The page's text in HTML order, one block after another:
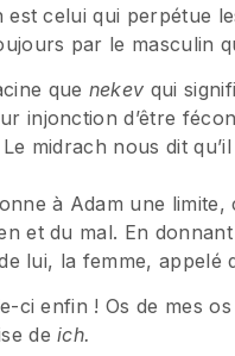
celui qui perpétue
par le masculin
que nekev qui
injonction d’être
midrach nous dit
à Adam une
et du mal. En
lui, la femme, appelé
ci enfin ! Os de mes
deich.